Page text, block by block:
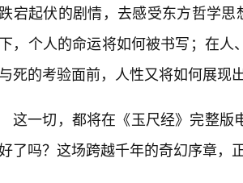
宕起伏的剧情，去感受东方哲学
，个人的命运将如何被书写；在
死的考验面前，人性又将如何展现
这一切，都将在《玉尺经》完整版
了吗？这场跨越千年的奇幻序章，